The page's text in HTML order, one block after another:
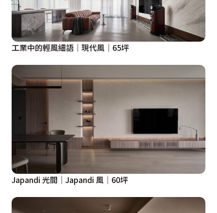
工業中的輕風細語│現代風│65坪
Japandi 光間│Japandi 風│60坪